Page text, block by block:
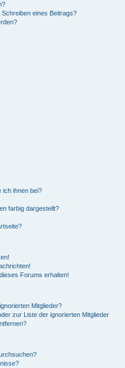
Schreiben eines Beitrags?
ich ihnen bei?
farbig dargestellt?
Forums erhalten!
Mitglieder?
zur Liste der ignorierten Mitglieder